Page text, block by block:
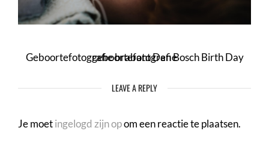
Geboortefotografie brabant Den Bosch Birth Day geboortefotografie
LEAVE A REPLY
Je moetingelogd zijn opom een reactie te plaatsen.